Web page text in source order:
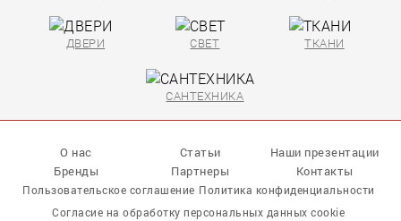
ДВЕРИ СВЕТ ТКАНИ
САНТЕХНИКА
О нас Статьи
Наши презентации
Бренды
Партнеры Контакты
Пользовательское соглашение Политика конфиденциальности
Согласие на обработку персональных данных cookie